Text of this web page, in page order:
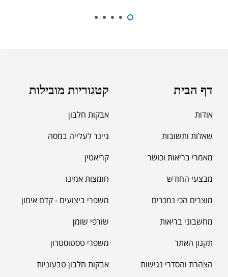
סרט מדידה מקצועי לגוף
מאקה שחורה | BLACK MACA
125.00
דף הבית
אודות
שאלות ותשובות
מאמרי בריאות וכושר
מבצעי החודש
מוצרים הכי נמכרים
מחשבוני בריאות
תקנון האתר
הצהרת והסדרי נגישות
קטגוריות מובילות
אבקות חלבון
גיינר לעלייה במסה
קריאטין
חומצות אמינו
משפרי ביצועים - קדם אימון
שורפי שומן
משפרי טסטוסטרון
אבקות חלבון טבעוניות